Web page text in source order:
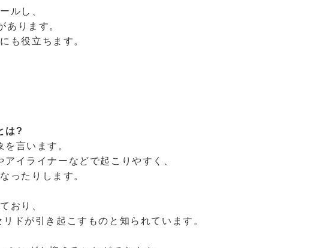
ルし、
ります。
も役立ちます。
は?
言います。
イライナーなどで起こりやすく、
ったりします。
おり、
ドが引き起こすものと知られています。